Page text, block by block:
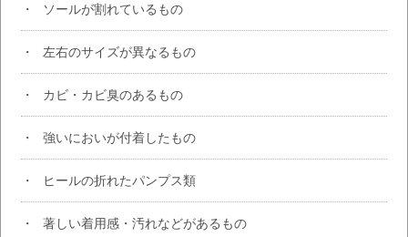
ソールが割れているもの
左右のサイズが異なるもの
カビ・カビ臭のあるもの
強いにおいが付着したもの
ヒールの折れたパンプス類
著しい着用感・汚れなどがあるもの